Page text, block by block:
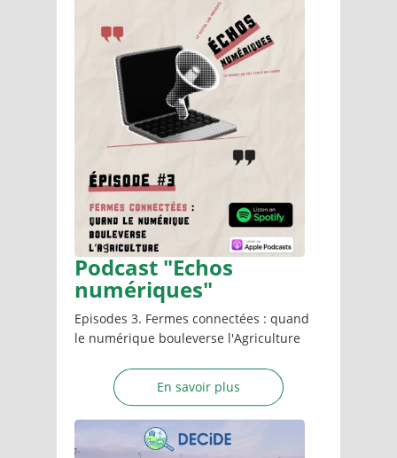
Podcast "Echos
numériques"
Episodes 3. Fermes connectées : quand
le numérique bouleverse l'Agriculture
En savoir plus